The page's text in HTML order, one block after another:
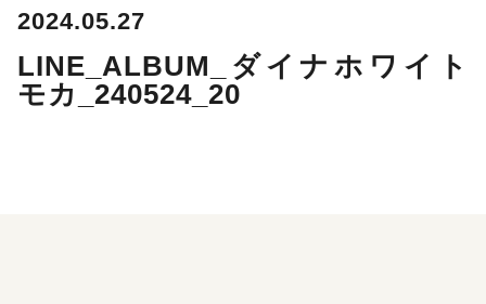
2024.05.27
LINE_ALBUM_ダイナホワイト
モカ_240524_20